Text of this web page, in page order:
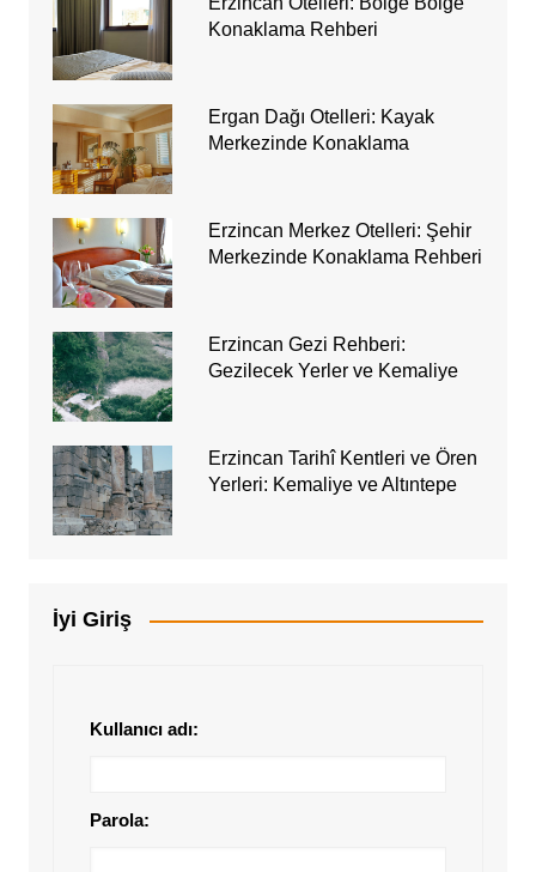
Konaklama Rehberi
Ergan Dağı Otelleri: Kayak
Merkezinde Konaklama
Erzincan Merkez Otelleri: Şehir
Merkezinde Konaklama Rehberi
Erzincan Gezi Rehberi:
Gezilecek Yerler ve Kemaliye
Erzincan Tarihî Kentleri ve Ören
Yerleri: Kemaliye ve Altıntepe
İyi Giriş
Kullanıcı adı:
Parola: